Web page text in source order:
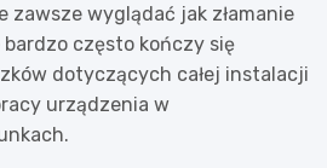
zawsze wyglądać jak złamanie
bardzo często kończy się
dotyczących całej instalacji
urządzenia w